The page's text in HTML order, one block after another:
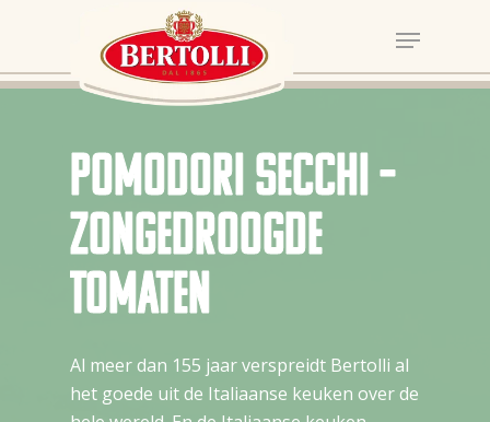
Pomodori Secchi –
zongedroogde
tomaten
Al meer dan 155 jaar verspreidt Bertolli al
het goede uit de Italiaanse keuken over de